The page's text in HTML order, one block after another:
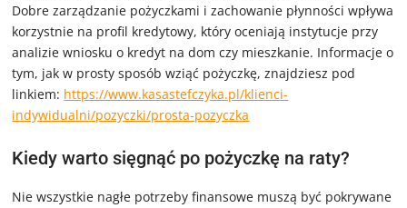
Dobre zarządzanie pożyczkami i zachowanie płynności wpływa
korzystnie na profil kredytowy, który oceniają instytucje przy
analizie wniosku o kredyt na dom czy mieszkanie. Informacje o
tym, jak w prosty sposób wziąć pożyczkę, znajdziesz pod
linkiem: https://www.kasastefczyka.pl/klienci-
indywidualni/pozyczki/prosta-pozyczka
Kiedy warto sięgnąć po pożyczkę na raty?
Nie wszystkie nagłe potrzeby finansowe muszą być pokrywane